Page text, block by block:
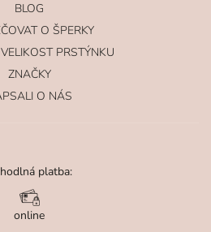
BLOG
O ŠPERKY
PRSTÝNKU
ZNAČKY
O NÁS
platba:
online